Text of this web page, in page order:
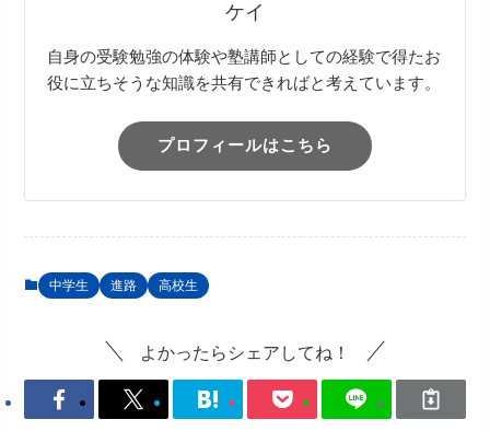
ケイ
自身の受験勉強の体験や塾講師としての経験で得たお
役に立ちそうな知識を共有できればと考えています。
プロフィールはこちら
中学生 進路 高校生
よかったらシェアしてね！